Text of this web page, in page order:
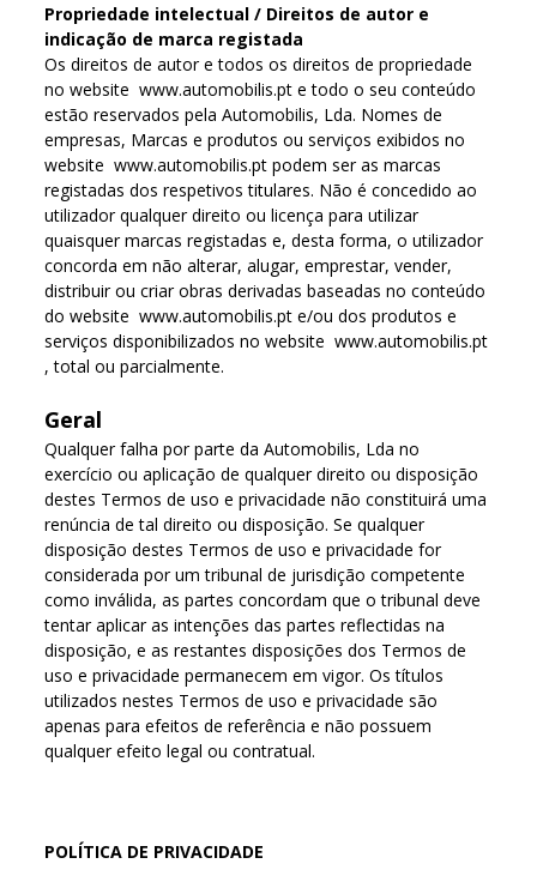
Propriedade intelectual / Direitos de autor e
indicação de marca registada
Os direitos de autor e todos os direitos de propriedade
no website www.automobilis.pt e todo o seu conteúdo
estão reservados pela Automobilis, Lda. Nomes de
empresas, Marcas e produtos ou serviços exibidos no
website www.automobilis.pt podem ser as marcas
registadas dos respetivos titulares. Não é concedido ao
utilizador qualquer direito ou licença para utilizar
quaisquer marcas registadas e, desta forma, o utilizador
concorda em não alterar, alugar, emprestar, vender,
distribuir ou criar obras derivadas baseadas no conteúdo
do website www.automobilis.pt e/ou dos produtos e
serviços disponibilizados no website www.automobilis.pt
, total ou parcialmente.
Geral
Qualquer falha por parte da Automobilis, Lda no
exercício ou aplicação de qualquer direito ou disposição
destes Termos de uso e privacidade não constituirá uma
renúncia de tal direito ou disposição. Se qualquer
disposição destes Termos de uso e privacidade for
considerada por um tribunal de jurisdição competente
como inválida, as partes concordam que o tribunal deve
tentar aplicar as intenções das partes reflectidas na
disposição, e as restantes disposições dos Termos de
uso e privacidade permanecem em vigor. Os títulos
utilizados nestes Termos de uso e privacidade são
apenas para efeitos de referência e não possuem
qualquer efeito legal ou contratual.
POLÍTICA DE PRIVACIDADE